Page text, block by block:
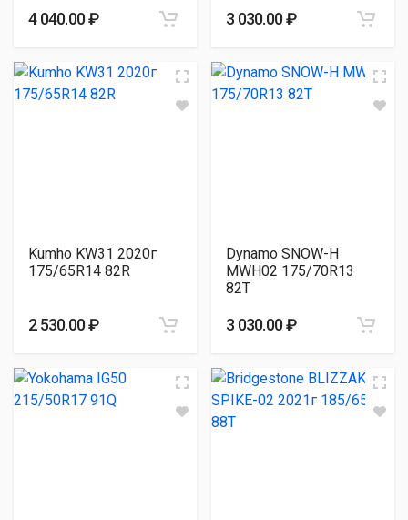
4 040.00 ₽ 3 030.00 ₽
Kumho KW31 2020г
175/65R14 82R
2 530.00 ₽
Dynamo SNOW-H
MWH02 175/70R13
82T
3 030.00 ₽